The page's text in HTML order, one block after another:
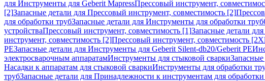
для Инструменты для Geberit MapressПрессовый инструмент,
[2]Запасные детали для Прессовый инструмент, совместимость [2]
для обработки трубЗапасные детали для Инструменты для обработки труб
устройстваПрессовый инструмент, совместимость [1]Запасные детали
инструмент, совместимость [2]Прессовый инструмент, совместимость
PEЗапасные детали для Инструменты для Geberit Silent-db20/Geberit PE
электросварочным аппаратамИнструменты для стыковой сварки
Насадки к аппаратам для стыковой сваркиИнструменты для обработки
трубЗапасные детали для Принадлежности к инструментам для